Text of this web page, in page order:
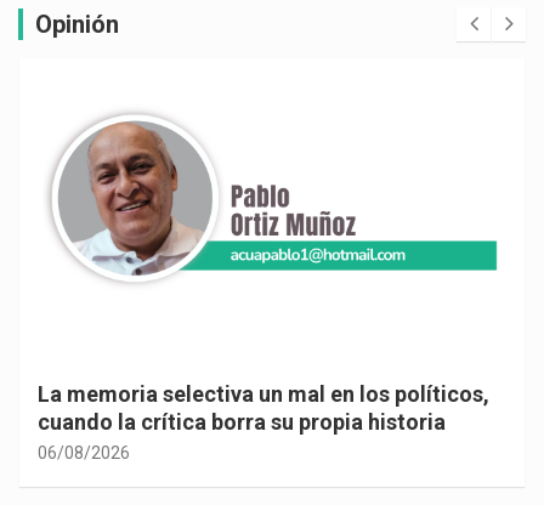
Opinión
La memoria selectiva un mal en los políticos,
cuando la crítica borra su propia historia
06/08/2026